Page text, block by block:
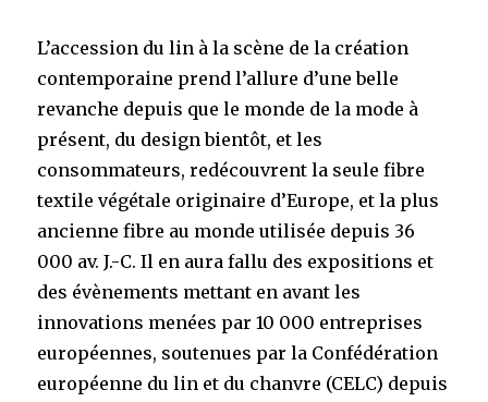
L’accession du lin à la scène de la création
contemporaine prend l’allure d’une belle
revanche depuis que le monde de la mode à
présent, du design bientôt, et les
consommateurs, redécouvrent la seule fibre
textile végétale originaire d’Europe, et la plus
ancienne fibre au monde utilisée depuis 36
000 av. J.-C. Il en aura fallu des expositions et
des évènements mettant en avant les
innovations menées par 10 000 entreprises
européennes, soutenues par la Confédération
européenne du lin et du chanvre (CELC) depuis